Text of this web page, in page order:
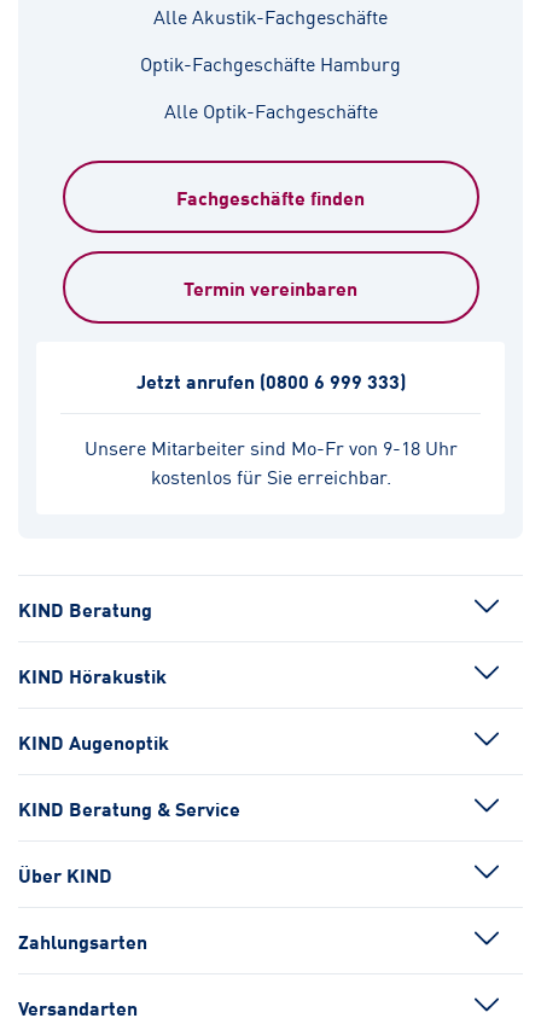
Alle Akustik-Fachgeschäfte
Optik-Fachgeschäfte Hamburg
Alle Optik-Fachgeschäfte
Fachgeschäfte finden
Termin vereinbaren
Unsere Mitarbeiter sind Mo-Fr von 9-18 Uhr
kostenlos für Sie erreichbar.
Jetzt anrufen (0800 6 999 333)
KIND Beratung
KIND Hörakustik
KIND Augenoptik
KIND Beratung & Service
Über KIND
Zahlungsarten
Versandarten